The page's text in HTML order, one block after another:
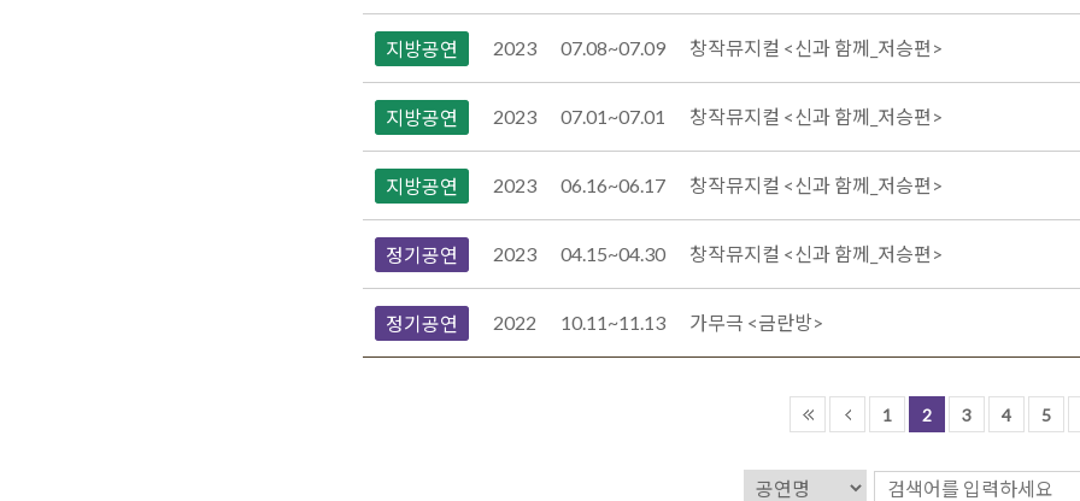
지방공연 2023 07.08~07.09 창작뮤지컬 <신과 함께_저승편>
지방공연 2023 07.01~07.01 창작뮤지컬 <신과 함께_저승편>
지방공연 2023 06.16~06.17 창작뮤지컬 <신과 함께_저승편>
정기공연 2023 04.15~04.30 창작뮤지컬 <신과 함께_저승편>
정기공연 2022 10.11~11.13 가무극 <금란방>
1 2 3 4 5